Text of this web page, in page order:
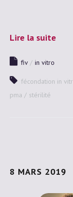
Lire la suite
fiv in vitro
fécondation in
pma
stérilité
8 MARS 2019